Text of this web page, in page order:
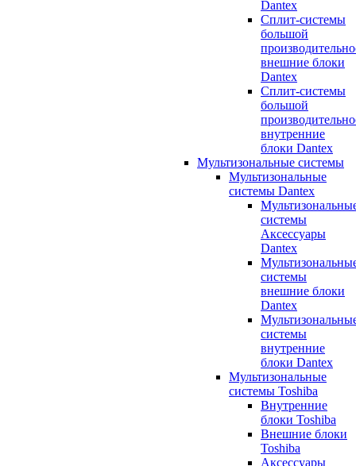
Dantex
Сплит-системы
большой
внешние блоки
Dantex
Сплит-системы
большой
внутренние
блоки Dantex
Мультизональные системы
Мультизональные
системы Dantex
системы
Аксессуары
Dantex
системы
внешние блоки
Dantex
системы
внутренние
блоки Dantex
Мультизональные
системы Toshiba
Внутренние
блоки Toshiba
Внешние блоки
Toshiba
Аксессуары